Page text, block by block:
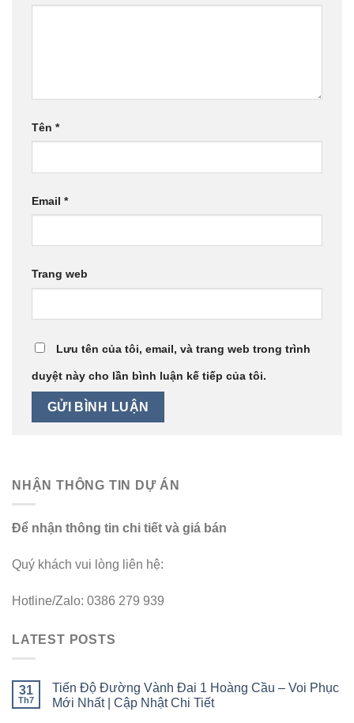
Tên *
Email *
Trang web
Lưu tên của tôi, email, và trang web trong trình
duyệt này cho lần bình luận kế tiếp của tôi.
NHẬN THÔNG TIN DỰ ÁN
Để nhận thông tin chi tiết và giá bán
Quý khách vui lòng liên hệ:
Hotline/Zalo: 0386 279 939
LATEST POSTS
31
Th7
Tiến Độ Đường Vành Đai 1 Hoàng Cầu – Voi Phục
Mới Nhất | Cập Nhật Chi Tiết